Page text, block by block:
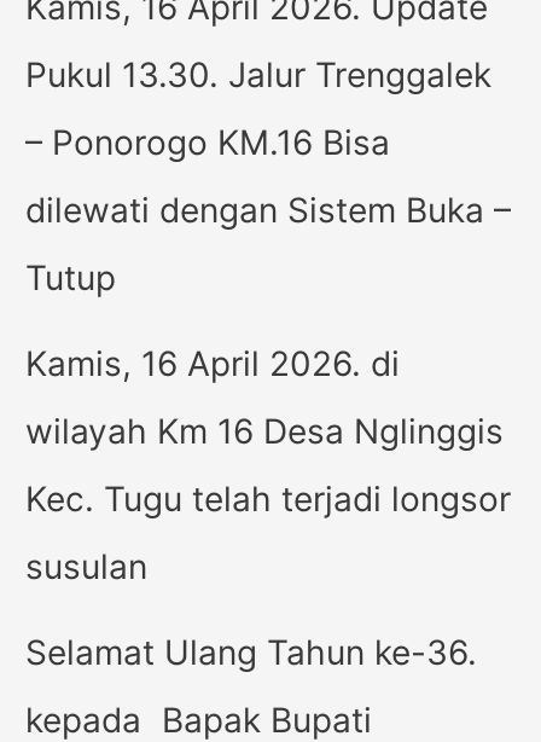
Pukul 13.30. Jalur Trenggalek
– Ponorogo KM.16 Bisa
dilewati dengan Sistem Buka –
Tutup
Kamis, 16 April 2026. di
wilayah Km 16 Desa Nglinggis
Kec. Tugu telah terjadi longsor
susulan
Selamat Ulang Tahun ke-36.
kepada Bapak Bupati